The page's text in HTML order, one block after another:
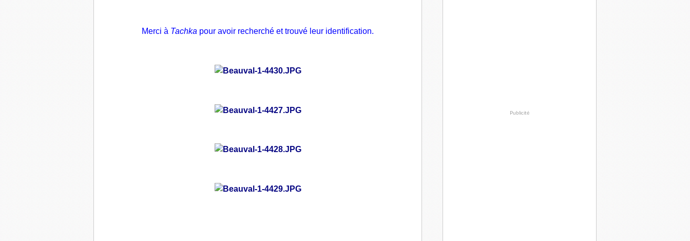
Merci à Tachka pour avoir recherché et trouvé leur identification.
Publicité